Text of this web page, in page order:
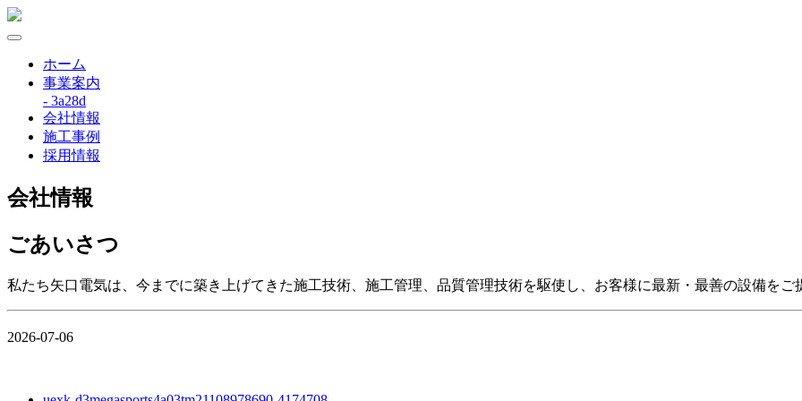
ホーム
事業案内
- 3a28d
会社情報
施工事例
採用情報
会社情報
ごあいさつ
私たち矢口電気は、今までに築き上げてきた施工技術、施工管理、品質管理技術を駆使し、お客様に最新・最善の設備をご
2026-07-06